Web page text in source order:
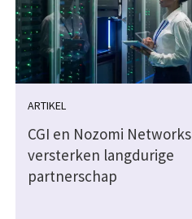
ARTIKEL
CGI en Nozomi Networks
versterken langdurige
partnerschap